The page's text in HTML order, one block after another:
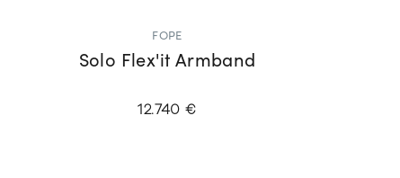
FOPE
Solo Flex'it Armband
12.740 €